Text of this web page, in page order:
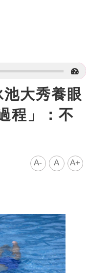
大秀養眼
程」：不
A- A A+